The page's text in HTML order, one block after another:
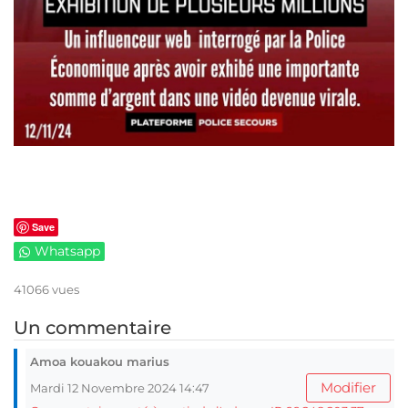
Save
Whatsapp
41066 vues
Un commentaire
Amoa kouakou marius
Mardi 12 Novembre 2024 14:47
Modifier